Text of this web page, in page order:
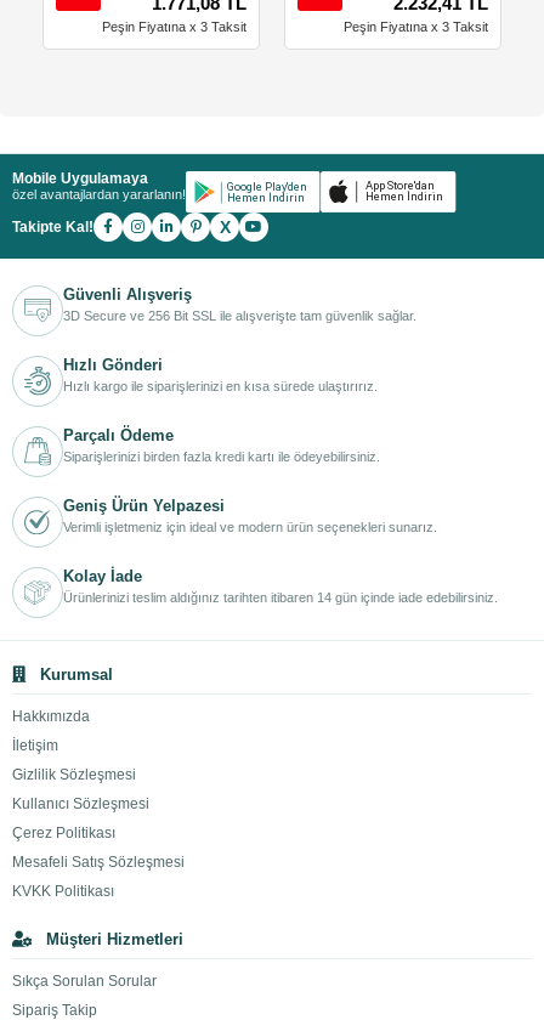
Peşin Fiyatına x 3 Taksit Peşin Fiyatına x 3 Taksit
Mobile Uygulamaya
özel avantajlardan yararlanın!
Takipte Kal! X
Güvenli Alışveriş
3D Secure ve 256 Bit SSL ile alışverişte tam güvenlik sağlar.
Hızlı Gönderi
Hızlı kargo ile siparişlerinizi en kısa sürede ulaştırırız.
Parçalı Ödeme
Siparişlerinizi birden fazla kredi kartı ile ödeyebilirsiniz.
Geniş Ürün Yelpazesi
Verimli işletmeniz için ideal ve modern ürün seçenekleri sunarız.
Kolay İade
Ürünlerinizi teslim aldığınız tarihten itibaren 14 gün içinde iade edebilirsiniz.
Kurumsal
Hakkımızda
İletişim
Gizlilik Sözleşmesi
Kullanıcı Sözleşmesi
Çerez Politikası
Mesafeli Satış Sözleşmesi
KVKK Politikası
Müşteri Hizmetleri
Sıkça Sorulan Sorular
Sipariş Takip